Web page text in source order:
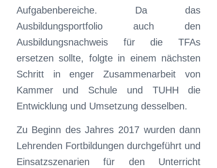
Aufgabenbereiche. Da das
Ausbildungsportfolio auch den
Ausbildungsnachweis für die TFAs
ersetzen sollte, folgte in einem nächsten
Schritt in enger Zusammenarbeit von
Kammer und Schule und TUHH die
Entwicklung und Umsetzung desselben.
Zu Beginn des Jahres 2017 wurden dann
Lehrenden Fortbildungen durchgeführt und
Einsatzszenarien für den Unterricht